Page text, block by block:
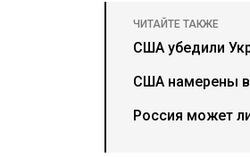
ЧИТАЙТЕ ТАКЖЕ
США убедили
США намерены
Россия может